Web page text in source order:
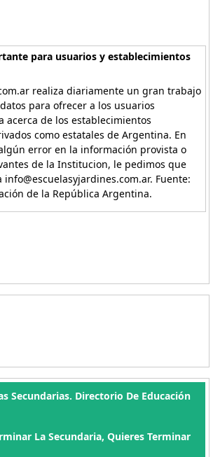
para usuarios y establecimientos
realiza diariamente un gran trabajo
para ofrecer a los usuarios
acerca de los establecimientos
como estatales de Argentina. En
error en la información provista o
de la Institucion, le pedimos que
Fuente:
de la República Argentina.
Secundarias. Directorio De Educación
La Secundaria, Quieres Terminar